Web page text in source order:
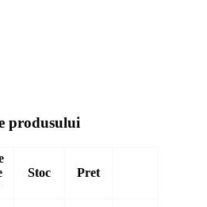
produsului
Stoc Pret